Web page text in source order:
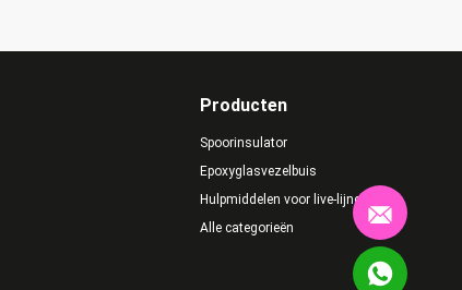
Producten
Spoorinsulator
Epoxyglasvezelbuis
Hulpmiddelen voor live-lijnen
Alle categorieën